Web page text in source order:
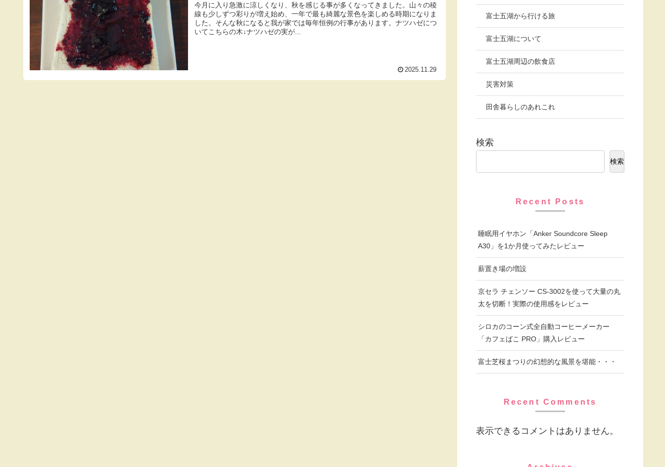
今月に入り急激に涼しくなり、秋を感じる事が多くなってきました。山々の稜
線も少しずつ彩りが増え始め、一年で最も綺麗な景色を楽しめる時期になりま
した。そんな秋になると我が家では毎年恒例の行事があります。ナツハゼにつ
いてこちらの木↓ナツハゼの実が...
2025.11.29
富士五湖から行ける旅
富士五湖について
富士五湖周辺の飲食店
災害対策
田舎暮らしのあれこれ
検索
検索
Recent Posts
睡眠用イヤホン「Anker Soundcore Sleep
A30」を1か月使ってみたレビュー
薪置き場の増設
京セラ チェンソー CS-3002を使って大量の丸
太を切断！実際の使用感をレビュー
シロカのコーン式全自動コーヒーメーカー
「カフェばこ PRO」購入レビュー
富士芝桜まつりの幻想的な風景を堪能・・・
Recent Comments
表示できるコメントはありません。